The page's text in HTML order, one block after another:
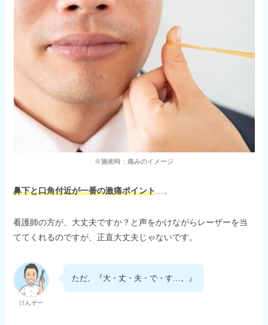
※施術時：痛みのイメージ
鼻下と口角付近が一番の激痛ポイント …。
看護師の方が、大丈夫ですか？と声をかけながらレーザーを当
ててくれるのですが、正直大丈夫じゃないです。
けんぞー
ただ、『大・丈・夫・で・す…。』